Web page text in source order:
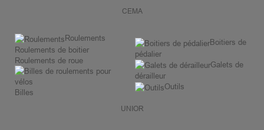
CEMA
Roulements
Roulements de boitier
Roulements de roue
Billes
Boitiers de
pédalier
Galets de
dérailleur
Outils
UNIOR